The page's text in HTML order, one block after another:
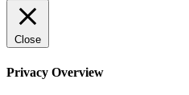
Close
Privacy Overview